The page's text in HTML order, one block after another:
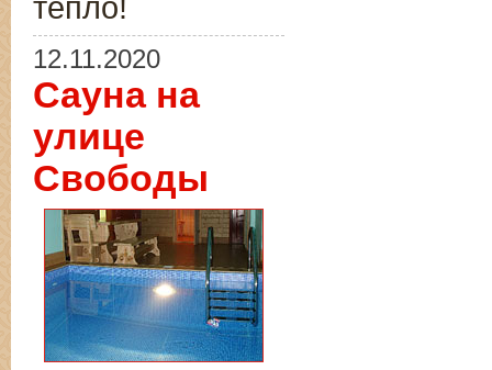
тепло!
12.11.2020
Сауна на
улице
Свободы